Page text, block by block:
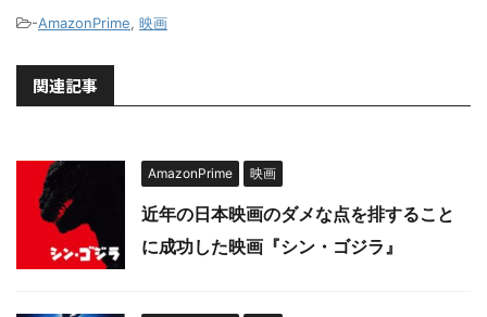
-AmazonPrime, 映画
関連記事
AmazonPrime 映画
近年の日本映画のダメな点を排すること
に成功した映画『シン・ゴジラ』